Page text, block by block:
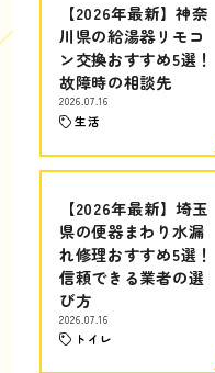
【2026年最新】神奈
川県の給湯器リモコ
ン交換おすすめ5選！
故障時の相談先
2026.07.16
生活
【2026年最新】埼玉
県の便器まわり水漏
れ修理おすすめ5選！
信頼できる業者の選
び方
2026.07.16
トイレ